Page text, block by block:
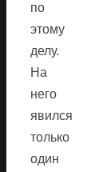
по
этому
делу.
На
него
явился
только
один